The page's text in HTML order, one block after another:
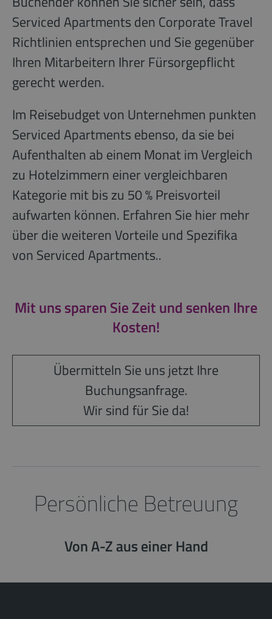
Serviced Apartments den Corporate Travel
Richtlinien entsprechen und Sie gegenüber
Ihren Mitarbeitern Ihrer Fürsorgepflicht
gerecht werden.
Im Reisebudget von Unternehmen punkten
Serviced Apartments ebenso, da sie bei
Aufenthalten ab einem Monat im Vergleich
zu Hotelzimmern einer vergleichbaren
Kategorie mit bis zu 50 % Preisvorteil
aufwarten können. Erfahren Sie hier mehr
über die weiteren Vorteile und Spezifika
von Serviced Apartments..
Mit uns sparen Sie Zeit und senken Ihre
Kosten!
Übermitteln Sie uns jetzt Ihre
Buchungsanfrage.
Wir sind für Sie da!
Persönliche Betreuung
Von A-Z aus einer Hand